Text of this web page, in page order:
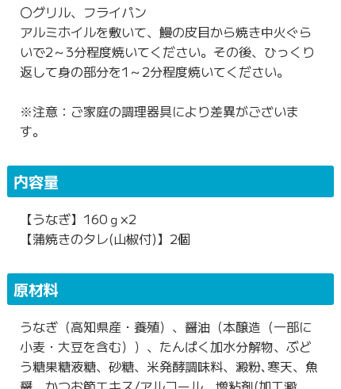
〇グリル、フライパン
アルミホイルを敷いて、鰻の皮目から焼き中火ぐら
いで2～3分程度焼いてください。その後、ひっくり
返して身の部分を1～2分程度焼いてください。
※注意：ご家庭の調理器具により差異がございま
す。
内容量
【うなぎ】160ｇ×2
【蒲焼きのタレ(山椒付)】2個
原材料
うなぎ（高知県産・養殖）、醤油（本醸造（一部に
小麦・大豆を含む））、たんぱく加水分解物、ぶど
う糖果糖液糖、砂糖、米発酵調味料、澱粉､寒天、魚